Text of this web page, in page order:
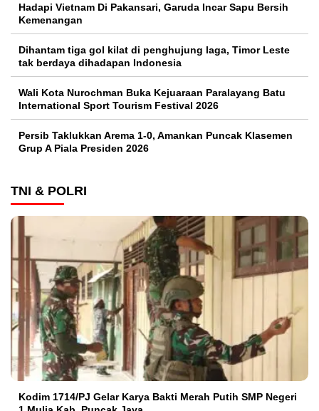
Hadapi Vietnam Di Pakansari, Garuda Incar Sapu Bersih
Kemenangan
Dihantam tiga gol kilat di penghujung laga, Timor Leste
tak berdaya dihadapan Indonesia
Wali Kota Nurochman Buka Kejuaraan Paralayang Batu
International Sport Tourism Festival 2026
Persib Taklukkan Arema 1-0, Amankan Puncak Klasemen
Grup A Piala Presiden 2026
TNI & POLRI
Kodim 1714/PJ Gelar Karya Bakti Merah Putih SMP Negeri